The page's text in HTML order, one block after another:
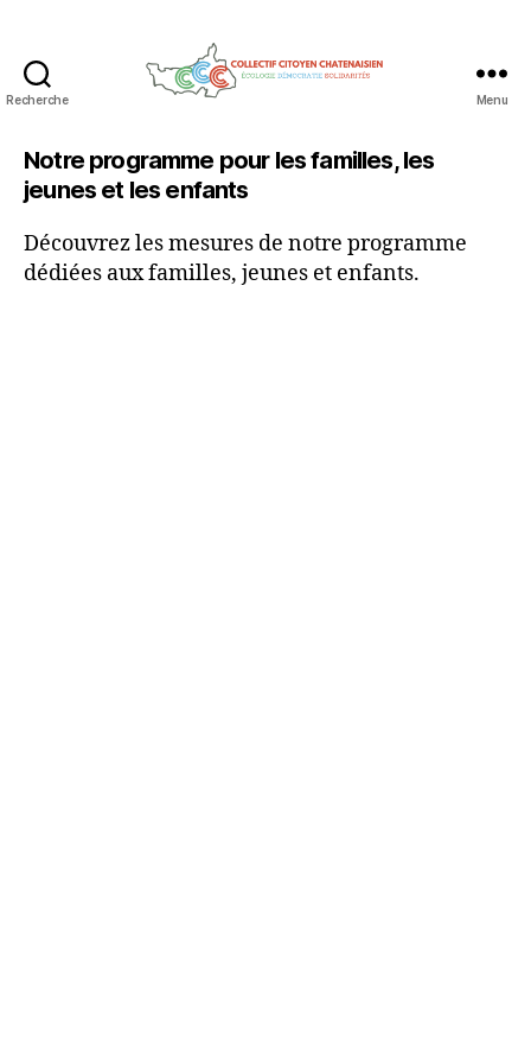
Recherche
Citoyen
Chatenaisien
Menu
Notre programme pour les familles, les
jeunes et les enfants
Découvrez les mesures de notre programme
dédiées aux familles, jeunes et enfants.